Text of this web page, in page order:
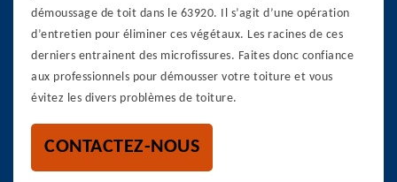
démoussage de toit dans le 63920. Il s’agit d’une opération
d’entretien pour éliminer ces végétaux. Les racines de ces
derniers entrainent des microfissures. Faites donc confiance
aux professionnels pour démousser votre toiture et vous
évitez les divers problèmes de toiture.
CONTACTEZ-NOUS